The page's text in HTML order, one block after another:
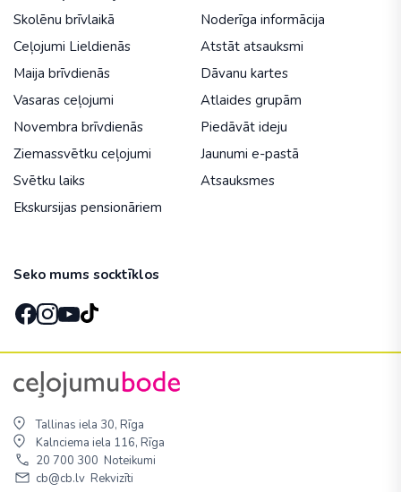
Skolēnu brīvlaikā
Ceļojumi Lieldienās
Maija brīvdienās
Vasaras ceļojumi
Novembra brīvdienās
Ziemassvētku ceļojumi
Svētku laiks
Ekskursijas pensionāriem
Noderīga informācija
Atstāt atsauksmi
Dāvanu kartes
Atlaides grupām
Piedāvāt ideju
Jaunumi e-pastā
Atsauksmes
Seko mums socktīklos
Tallinas iela 30, Rīga
Kalnciema iela 116, Rīga
20 700 300 Noteikumi
cb@cb.lv Rekvizīti